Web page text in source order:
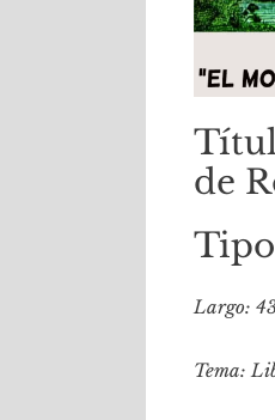
de
Largo:
Tema: